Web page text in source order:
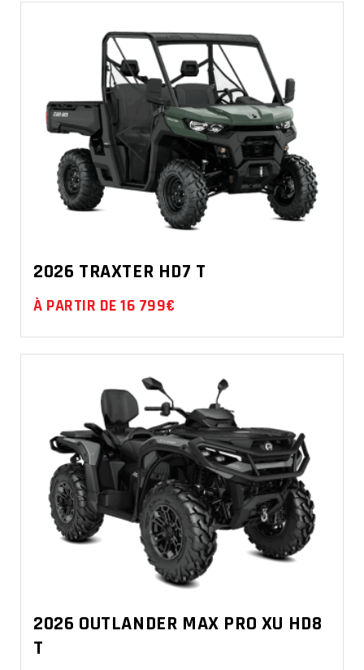
2026 TRAXTER HD7 T
À PARTIR DE 16 799€
2026 OUTLANDER MAX PRO XU HD8
T